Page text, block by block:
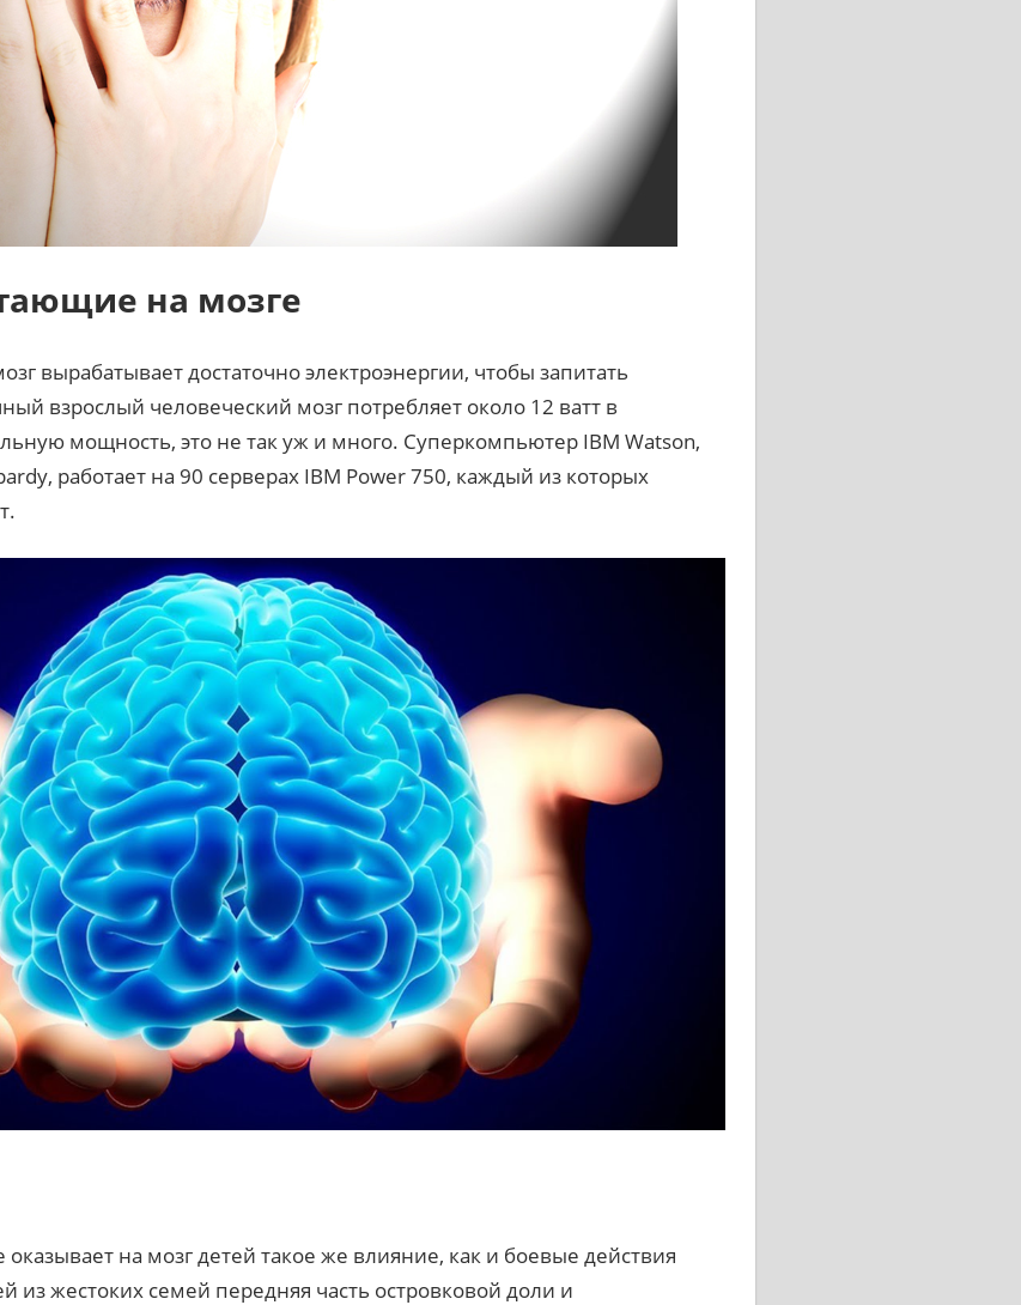
на мозге
вырабатывает достаточно электроэнергии, чтобы запитать
взрослый человеческий мозг потребляет около 12 ватт в
мощность, это не так уж и много. Суперкомпьютер IBM Watson,
работает на 90 серверах IBM Power 750, каждый из которых
на мозг детей такое же влияние, как и боевые действия
из жестоких семей передняя часть островковой доли и